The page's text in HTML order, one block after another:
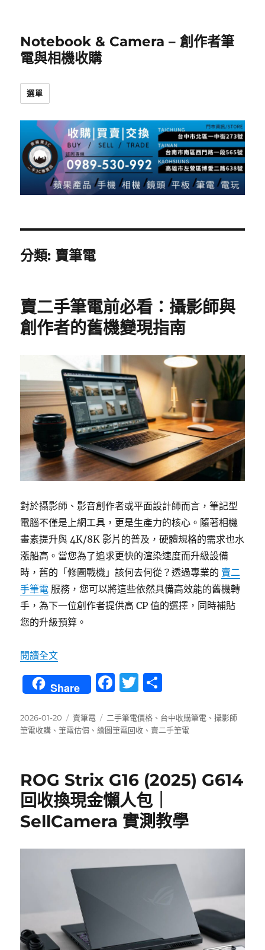
Notebook & Camera – 創作者筆
電與相機收購
選單
分類: 賣筆電
賣二手筆電前必看：攝影師與
創作者的舊機變現指南
對於攝影師、影音創作者或平面設計師而言，筆記型
電腦不僅是上網工具，更是生產力的核心。隨著相機
畫素提升與 4K/8K 影片的普及，硬體規格的需求也水
漲船高。當您為了追求更快的渲染速度而升級設備
時，舊的「修圖戰機」該何去何從？透過專業的 賣二
手筆電 服務，您可以將這些依然具備高效能的舊機轉
手，為下一位創作者提供高 CP 值的選擇，同時補貼
您的升級預算。
閱讀全文〈賣二手筆電前必看：攝影師與創作者的舊機變
Share
F
c
e
o
o
k
T
it
te
發
佈
2026-01-20
分
類
賣筆電
標
籤
二手筆電價格 、 台中收購筆電 、攝影師
筆電收購 、筆電估價 、繪圖筆電回收 、 賣二手筆電
ROG Strix G16 (2025) G614
回收換現金懶人包｜
SellCamera 實測教學